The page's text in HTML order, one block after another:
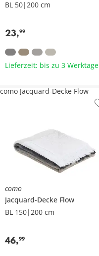
BL 50|200 cm
23,99
Lieferzeit: bis zu 3 Werktage
como
Jacquard-Decke Flow
BL 150|200 cm
46,99
como Jacquard-Decke Flow